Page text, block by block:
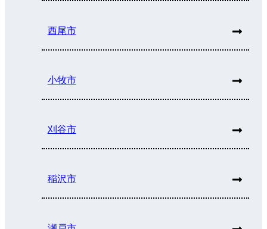
西尾市
小牧市
刈谷市
稲沢市